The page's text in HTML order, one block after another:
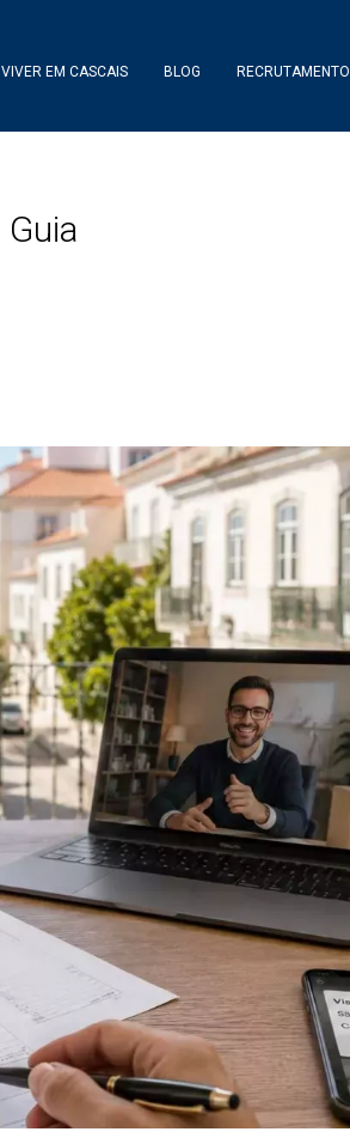
VIVER EM CASCAIS BLOG RECRUTAMENTO